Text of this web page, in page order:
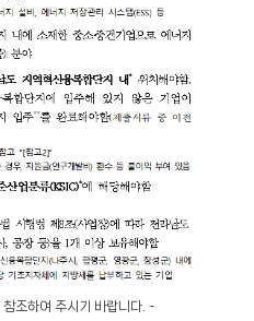
조하여 주시기 바랍니다. -